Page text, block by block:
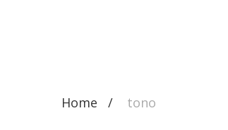
Home tono